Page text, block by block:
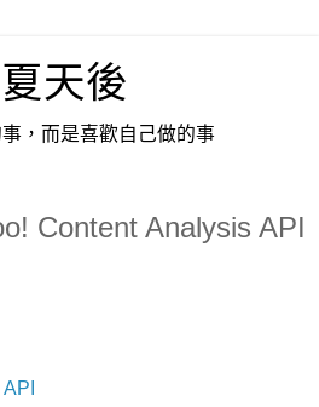
天後
，而是喜歡自己做的事
Content Analysis API